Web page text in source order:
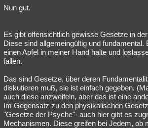
Nun gut.
Es gibt offensichtlich gewisse Gesetze in
Diese sind allgemeingültig und fundamental.
einen Apfel in meiner Hand halte und
fallen.
Das sind Gesetze, über deren
diskutieren muß, sie ist einfach gegeben.
auch diese anzweifeln, aber das ist eine
Im Gegensatz zu den physikalischen
"Gesetze der Psyche"- auch hier gibt es
Mechanismen. Diese greifen bei Jedem, ob